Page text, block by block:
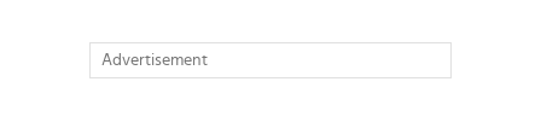
Advertisement